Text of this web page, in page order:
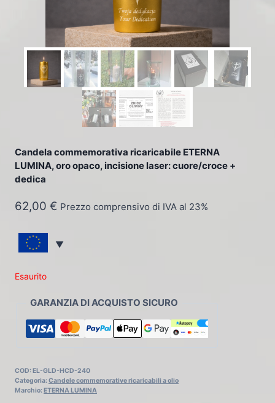
Candela commemorativa ricaricabile ETERNA
LUMINA, oro opaco, incisione laser: cuore/croce +
dedica
62,00 € Prezzo comprensivo di IVA al 23%
Esaurito
GARANZIA DI ACQUISTO SICURO
COD:EL-GLD-HCD-240
Categoria:Candele commemorative ricaricabili a olio
Marchio:ETERNA LUMINA